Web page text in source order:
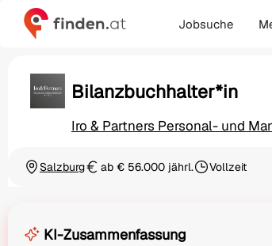
Jobsuche
Bilanzbuchhalter*in
Iro & Partners Personal- und
Ortschaft
SalzburgGehaltab € 56.000 jährl. Vollzeit
KI-Zusammenfassung